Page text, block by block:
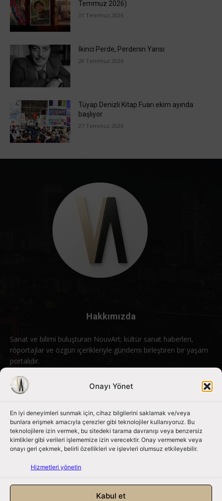
Onayı Yönet
En iyi deneyimleri sunmak için, cihaz bilgilerini saklamak ve/veya
bunlara erişmek amacıyla çerezler gibi teknolojiler kullanıyoruz. Bu
teknolojilere izin vermek, bu sitedeki tarama davranışı veya benzersiz
kimlikler gibi verileri işlememize izin verecektir. Onay vermemek veya
onayı geri çekmek, belirli özellikleri ve işlevleri olumsuz etkileyebilir.
Hizmetleri yönetin
Kabul et
Temmuz 2026)
31 Temmuz 2026
İkinci Perde, Perdenin Yarısı
28 Temmuz 2026
Tüyap Denizli Kitap Fuarı ekim ayında
başlıyor
27 Temmuz 2026
Hakkımızda
Sanat ve bilimi buluşturan NouvArt; kültür sanat haberleri,
röportajlar ve özgün içerikleriyle gündemi birleştiren bir yaşam
portalıdır.
Bizimle iletişime geçin: info@nouvart.net
Bizi Takip Edin